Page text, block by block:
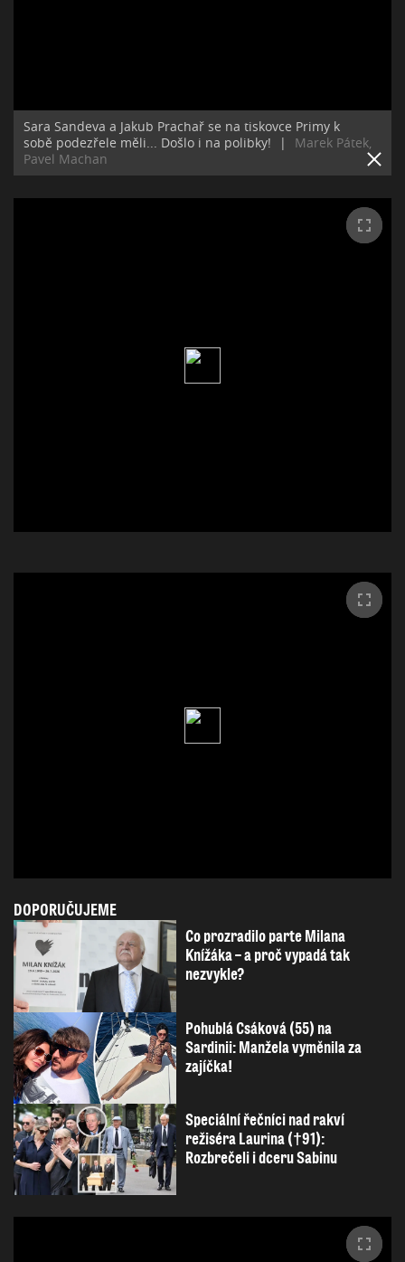
Sara Sandeva a Jakub Prachař se na tiskovce Primy k
sobě podezřele měli... Došlo i na polibky!
|
Marek Pátek,
Pavel Machan
DOPORUČUJEME
Co prozradilo parte Milana
Knížáka – a proč vypadá tak
nezvykle?
Pohublá Csáková (55) na
Sardinii: Manžela vyměnila za
zajíčka!
Speciální řečníci nad rakví
režiséra Laurina (†91):
Rozbrečeli i dceru Sabinu